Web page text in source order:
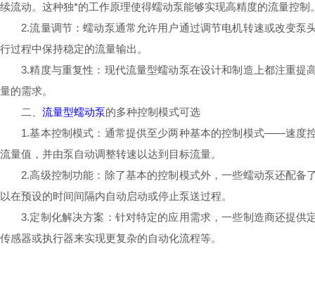
续流动。这种独*的工作原理使得蠕动泵能够实现高精度的流量控制
2.流量调节：蠕动泵通常允许用户通过调节电机转速或改变泵
行过程中保持稳定的流量输出。
3.精度与重复性：现代流量型蠕动泵在设计和制造上都注重提
量的需求。
二、 流量型蠕动泵的多种控制模式可选
1.基本控制模式：通常提供至少两种基本的控制模式——速度控
流量值，并由泵自动调整转速以达到目标流量。
2.高级控制功能：除了基本的控制模式外，一些蠕动泵还配备
以在预设的时间间隔内自动启动或停止泵送过程。
3.定制化解决方案：针对特定的应用需求，一些制造商还提供
传感器或执行器来实现更复杂的自动化流程等。